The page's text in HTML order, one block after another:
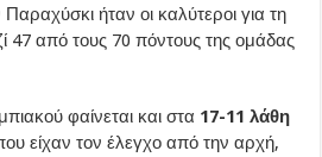
ήταν οι καλύτεροι για τη
47 από τους 70 πόντους της ομάδας
φαίνεται και στα 17-11 λάθη
είχαν τον έλεγχο από την αρχή,